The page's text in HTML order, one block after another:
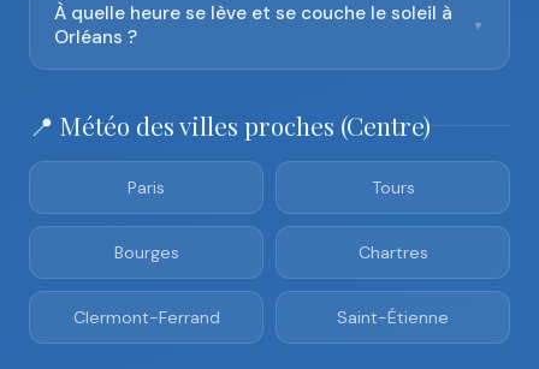
À quelle heure se lève et se couche le soleil à
Orléans ?
▼
📍 Météo des villes proches (Centre)
Paris Tours
Bourges Chartres
Clermont-Ferrand Saint-Étienne